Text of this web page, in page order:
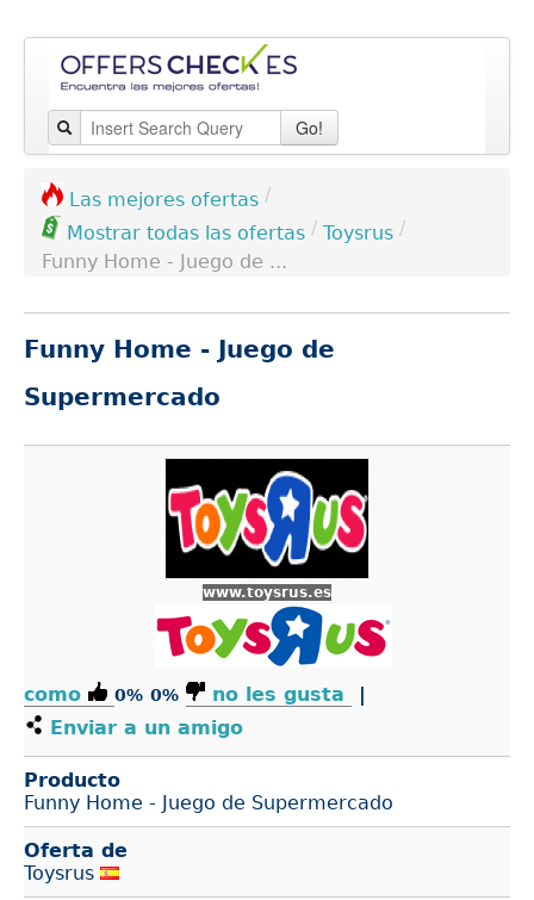
Go!
Las mejores ofertas /
Mostrar todas las ofertas / Toysrus /
Funny Home - Juego de ...
Funny Home - Juego de
Supermercado
www.toysrus.es
como 0% 0% no les gusta
|
Enviar a un amigo
Producto
Funny Home - Juego de Supermercado
Oferta de
Toysrus